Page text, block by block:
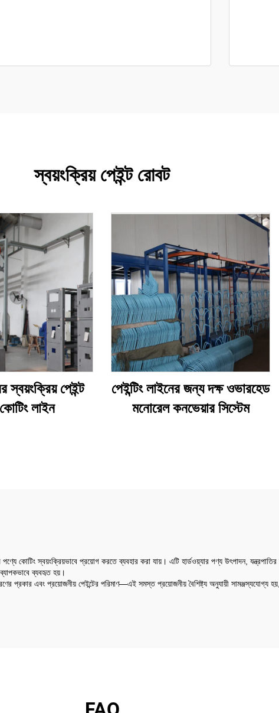
স্বয়ংক্রিয় পেইন্ট রোবট
স্বয়ংক্রিয় পেইন্ট
লাইন
পেইন্টিং লাইনের জন্য দক্ষ ওভারহেড
মনোরেল কনভেয়ার সিস্টেম
পণ্যে কোটিং স্বয়ংক্রিয়ভাবে প্রয়োগ করতে ব্যবহার করা যায়। এটি হার্ডওয়্যার পণ্য উৎপাদন,
ব্যবহৃত হয়।
প্রকার এবং প্রয়োজনীয় পেইন্টের পরিমাণ—এই সমস্ত প্রয়োজনীয় বৈশিষ্ট্য অনুযায়ী সামঞ্জস্যযোগ্য